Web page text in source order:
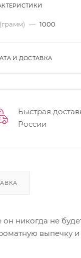
— 1000
И ДОСТАВКА
Быстрая
России
никогда не
выпечку